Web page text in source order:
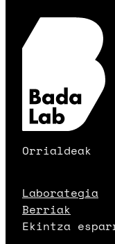
Orrialdeak
Laborategia
Berriak
Ekintza